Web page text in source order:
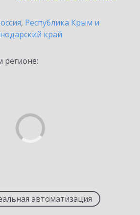
, Республика Крым и
край
автоматизация